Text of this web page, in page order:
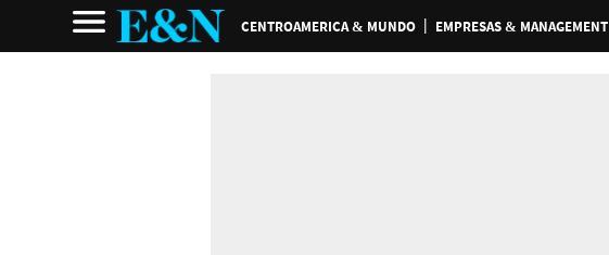
CENTROAMERICA & MUNDO EMPRESAS & MANAGEMENT